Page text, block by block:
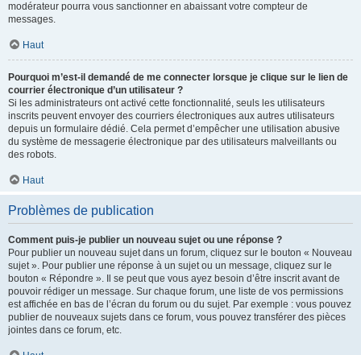
modérateur pourra vous sanctionner en abaissant votre compteur de
messages.
Haut
Pourquoi m’est-il demandé de me connecter lorsque je clique sur le lien de
courrier électronique d’un utilisateur ?
Si les administrateurs ont activé cette fonctionnalité, seuls les utilisateurs
inscrits peuvent envoyer des courriers électroniques aux autres utilisateurs
depuis un formulaire dédié. Cela permet d’empêcher une utilisation abusive
du système de messagerie électronique par des utilisateurs malveillants ou
des robots.
Haut
Problèmes de publication
Comment puis-je publier un nouveau sujet ou une réponse ?
Pour publier un nouveau sujet dans un forum, cliquez sur le bouton « Nouveau
sujet ». Pour publier une réponse à un sujet ou un message, cliquez sur le
bouton « Répondre ». Il se peut que vous ayez besoin d’être inscrit avant de
pouvoir rédiger un message. Sur chaque forum, une liste de vos permissions
est affichée en bas de l’écran du forum ou du sujet. Par exemple : vous pouvez
publier de nouveaux sujets dans ce forum, vous pouvez transférer des pièces
jointes dans ce forum, etc.